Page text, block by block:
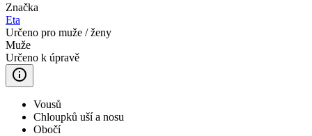
Značka
Eta
Určeno pro muže / ženy
Muže
Určeno k úpravě
Vousů
Chloupků uší a nosu
Obočí